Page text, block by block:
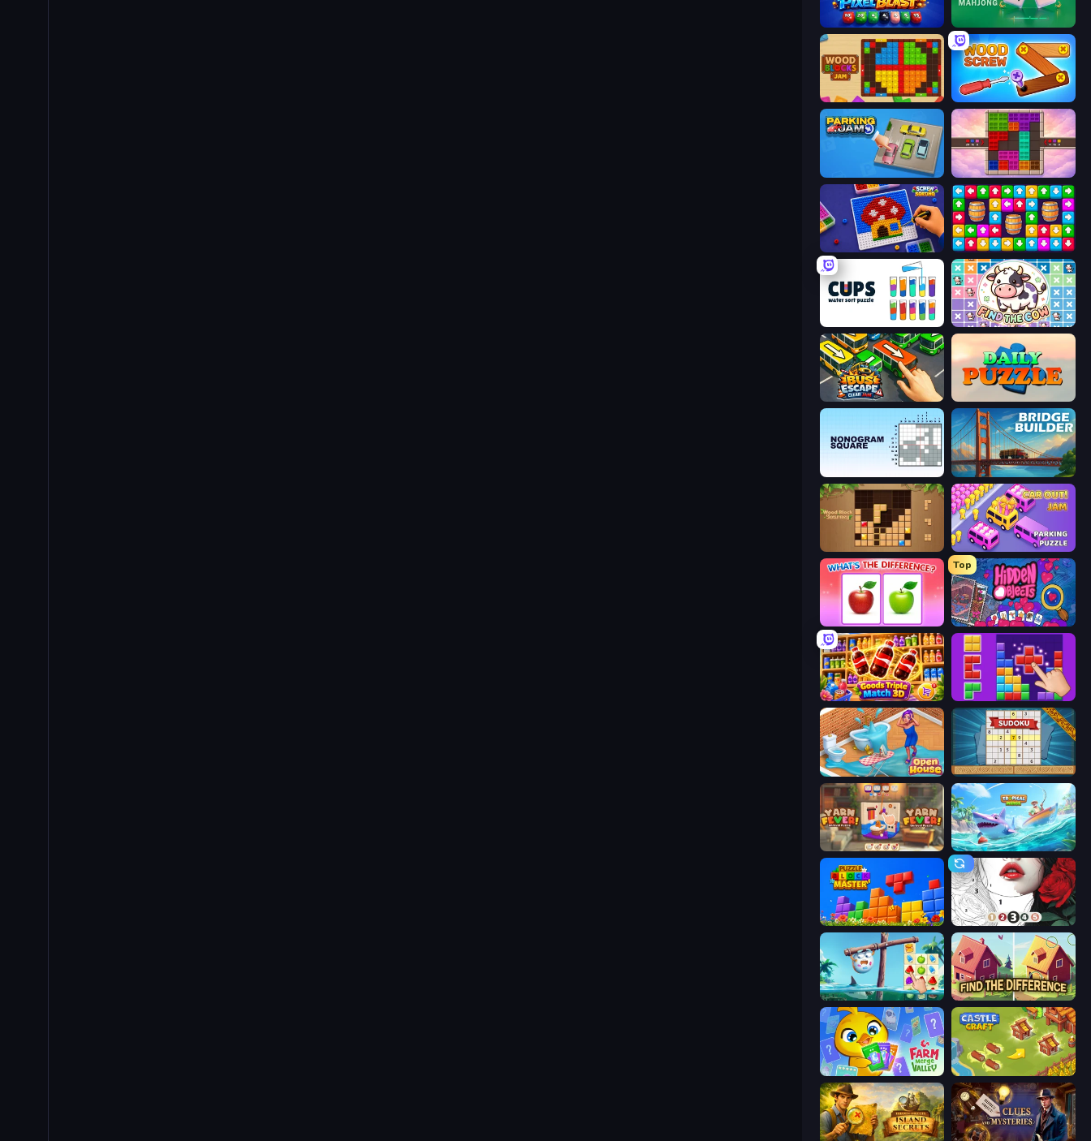
Pixel Blast Piles of Mahjong
Wood Blocks Jam Wood Screw: Bolts Puzzle
Color Cube Puzzle
Screw Sorting Tap Away Story
Cups - Water Sort Puzzle Find The Cow
Bus Escape: Clear Jam
Bridge Builder
Wood Block Journey Car OUT! Jam Parking Puzzle
What's The Difference?
Top
Hidden Objects
Goods Triple Match 3D BlockBuster Puzzle
Open House Sudoku Online
Yarn Fever! Unravel Puzzle Tropical Merge
Puzzle Block Master Numicolor
Sugar Heroes Find The Difference
Farm Merge Valley Castle Craft